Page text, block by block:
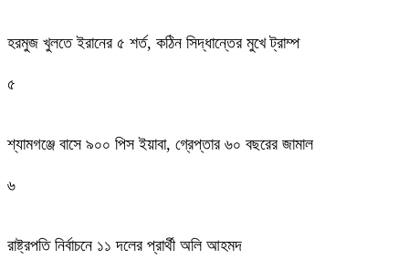
হরমুজ খুলতে ইরানের ৫ শর্ত, কঠিন সিদ্ধান্তের মুখে ট্রাম্প
৫
শ্যামগঞ্জে বাসে ৯০০ পিস ইয়াবা, গ্রেপ্তার ৬০ বছরের জামাল
৬
রাষ্ট্রপতি নির্বাচনে ১১ দলের প্রার্থী অলি আহমদ